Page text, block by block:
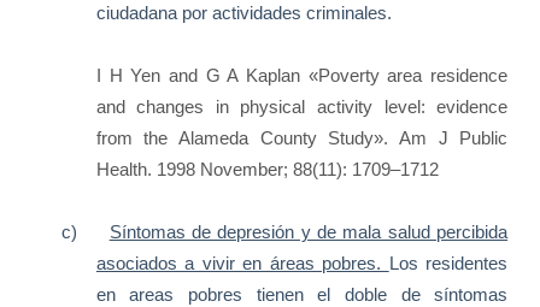
ciudadana por actividades criminales.
I H Yen and G A Kaplan «Poverty area residence
and changes in physical activity level: evidence
from the Alameda County Study».
Am J Public
Health. 1998 November; 88(11): 1709–1712
c)
Síntomas de depresión y de mala salud percibida
asociados a vivir en áreas pobres.
Los residentes
en areas pobres tienen el doble de síntomas